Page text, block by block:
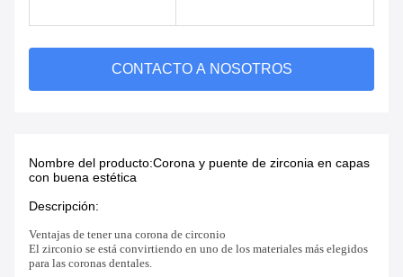
CONTACTO A NOSOTROS
Nombre del producto:Corona y puente de zirconia en capas
con buena estética
Descripción:
Ventajas de tener una corona de circonio
El zirconio se está convirtiendo en uno de los materiales más elegidos
para las coronas dentales.